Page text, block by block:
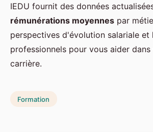
IEDU fournit des données
rémunérations moyennes par
perspectives d'évolution salariale et
professionnels pour vous aider
carrière.
Formation